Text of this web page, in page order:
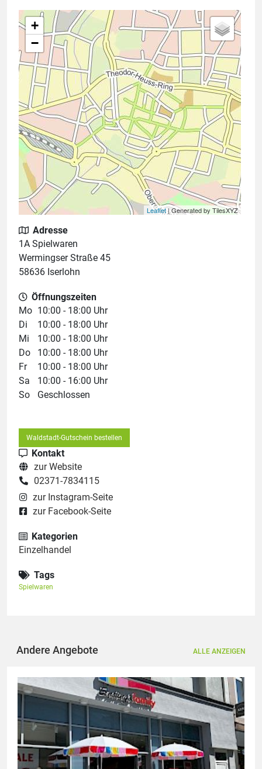
+
−
Leaflet| Generated by TilesXYZ
Adresse
1A Spielwaren
Wermingser Straße 45
58636 Iserlohn
Öffnungszeiten
Mo 10:00 - 18:00 Uhr
Di
10:00 - 18:00 Uhr
Mi
10:00 - 18:00 Uhr
Do
10:00 - 18:00 Uhr
Fr
10:00 - 18:00 Uhr
Sa
10:00 - 16:00 Uhr
So
Geschlossen
Waldstadt-Gutschein bestellen
Kontakt
zur Website
02371-7834115
zur Instagram-Seite
zur Facebook-Seite
Kategorien
Einzelhandel
Tags
Spielwaren
Andere Angebote ALLE ANZEIGEN